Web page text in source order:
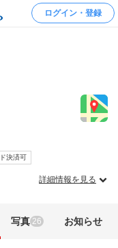
ログイン・登録
決済可
詳細情報を見る
写真 26 お知らせ